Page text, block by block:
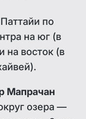
по
на юг (в
на восток (в
Мапрачан
озера —